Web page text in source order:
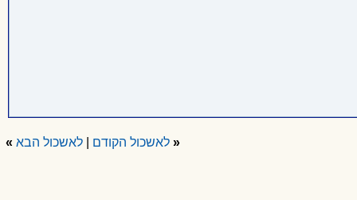
« לאשכול הקודם |לאשכול הבא »